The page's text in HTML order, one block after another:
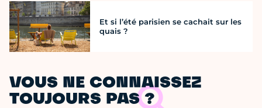
Et si l’été parisien se cachait sur les
quais ?
VOUS NE CONNAISSEZ
TOUJOURS PAS ?